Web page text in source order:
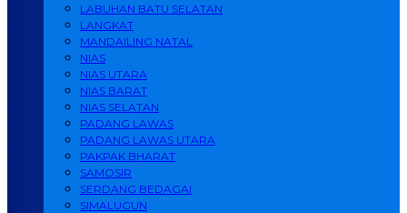
LABUHAN BATU SELATAN
LANGKAT
MANDAILING NATAL
NIAS
NIAS UTARA
NIAS BARAT
NIAS SELATAN
PADANG LAWAS
PADANG LAWAS UTARA
PAKPAK BHARAT
SAMOSIR
SERDANG BEDAGAI
SIMALUGUN